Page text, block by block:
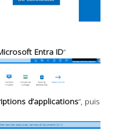
Entra ID“
d’applications“, puis